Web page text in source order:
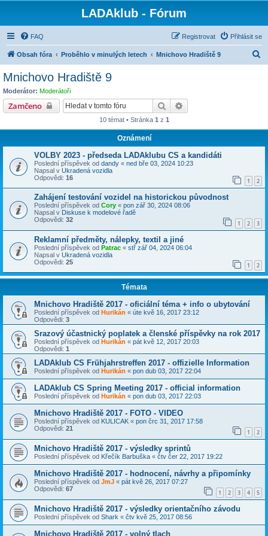
LADAklub - Fórum
FAQ Přihlásit se
Registrovat
Obsah fóra Proběhlo v minulých letech Mnichovo Hradiště 9
Mnichovo Hradiště 9
Moderátor: Moderátoři
Zamčeno Hledat
10 témat • Stránka 1 z 1
Oznámení
VOLBY 2023 - předseda LADAklubu CS a kandidáti
Poslední příspěvek od dandy « ned bře 03, 2024 10:23
Napsal v Ukradená vozidla
Odpovědi: 16 1 2
Zahájení testování vozidel na historickou původnost
Poslední příspěvek od Cory « pon zář 30, 2024 08:06
Napsal v Diskuse k modelové řadě
Odpovědi: 32 1 2 3
Reklamní předměty, nálepky, textil a jiné
Poslední příspěvek od Patrac « stř zář 04, 2024 06:04
Napsal v Ukradená vozidla
Odpovědi: 25 1 2
Témata
Mnichovo Hradiště 2017 - oficiální téma + info o ubytování
Poslední příspěvek od Hurikán « úte kvě 16, 2017 23:12
Odpovědi: 3
Srazový účastnický poplatek a členské příspěvky na rok 2017
Poslední příspěvek od Hurikán « pát kvě 12, 2017 20:03
Odpovědi: 1
LADAklub CS Frühjahrstreffen 2017 - offizielle Information
Poslední příspěvek od Hurikán « pon dub 03, 2017 22:04
LADAklub CS Spring Meeting 2017 - official information
Poslední příspěvek od Hurikán « pon dub 03, 2017 22:03
Mnichovo Hradiště 2017 - FOTO - VIDEO
Poslední příspěvek od KULICAK « pon črc 31, 2017 17:58
Odpovědi: 21 1 2
Mnichovo Hradiště 2017 - výsledky sprintů
Poslední příspěvek od Křečík Barbuška « čtv čer 22, 2017 19:22
Mnichovo Hradiště 2017 - hodnocení, návrhy a připomínky
Poslední příspěvek od JmJ « pát kvě 26, 2017 07:27
Odpovědi: 67 1 2 3 4 5
Mnichovo Hradiště 2017 - výsledky orientačního závodu
Poslední příspěvek od Shark « čtv kvě 25, 2017 08:56
Mnichovo Hradiště 2017 - volný tlach